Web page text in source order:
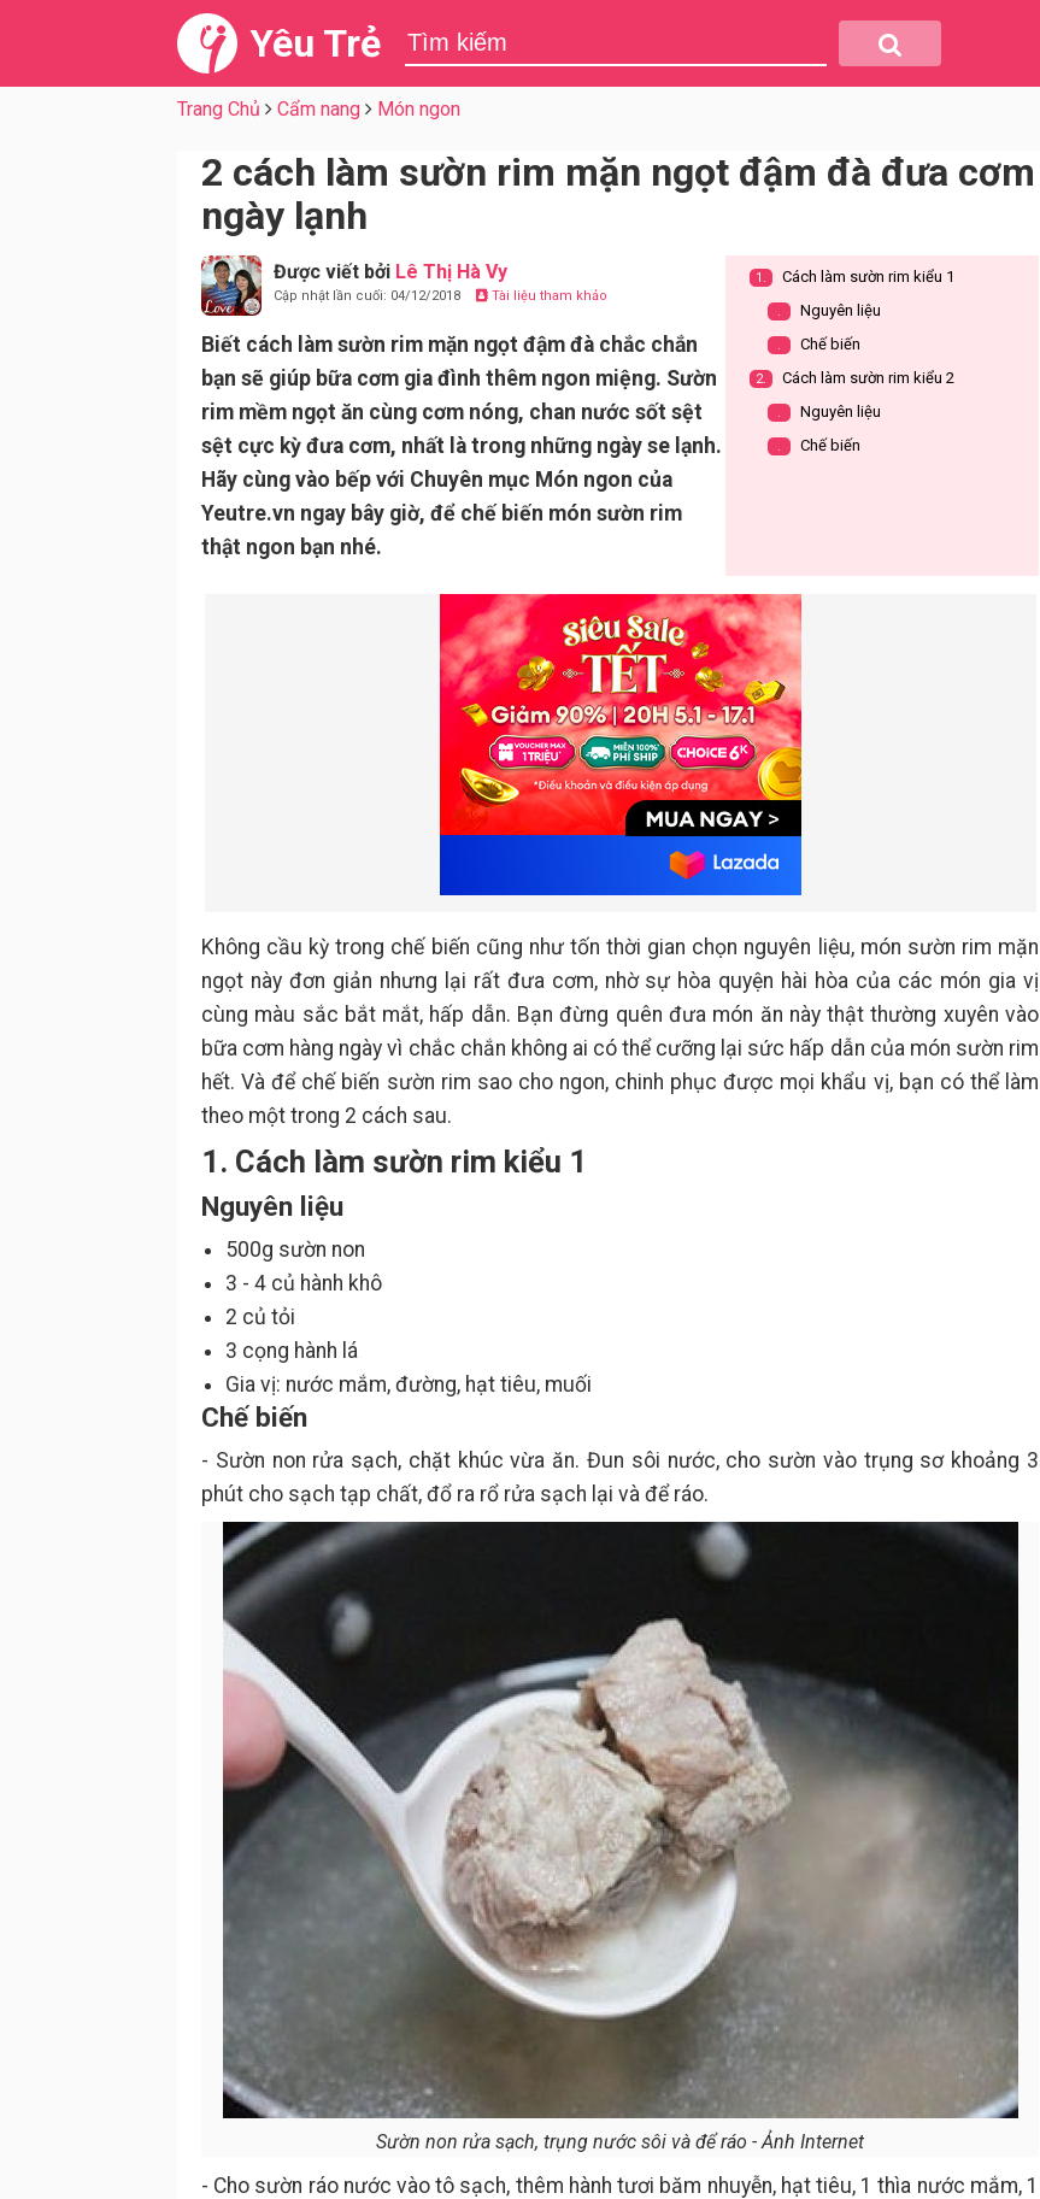
Yêu Trẻ
Trang Chủ Cẩm nang Món ngon
2 cách làm sườn rim mặn ngọt đậm đà đưa cơm
ngày lạnh
Được viết bởi Lê Thị Hà Vy
Cập nhật lần cuối: 04/12/2018 Tài liệu tham khảo
Biết cách làm sườn rim mặn ngọt đậm đà chắc chắn
bạn sẽ giúp bữa cơm gia đình thêm ngon miệng. Sườn
rim mềm ngọt ăn cùng cơm nóng, chan nước sốt sệt
sệt cực kỳ đưa cơm, nhất là trong những ngày se lạnh.
Hãy cùng vào bếp với Chuyên mục Món ngon của
Yeutre.vn ngay bây giờ, để chế biến món sườn rim
thật ngon bạn nhé.
1. Cách làm sườn rim kiểu 1
. Nguyên liệu
. Chế biến
2. Cách làm sườn rim kiểu 2
. Nguyên liệu
. Chế biến
Không cầu kỳ trong chế biến cũng như tốn thời gian chọn nguyên liệu, món sườn rim mặn
ngọt này đơn giản nhưng lại rất đưa cơm, nhờ sự hòa quyện hài hòa của các món gia vị
cùng màu sắc bắt mắt, hấp dẫn. Bạn đừng quên đưa món ăn này thật thường xuyên vào
bữa cơm hàng ngày vì chắc chắn không ai có thể cưỡng lại sức hấp dẫn của món sườn rim
hết. Và để chế biến sườn rim sao cho ngon, chinh phục được mọi khẩu vị, bạn có thể làm
theo một trong 2 cách sau.
1. Cách làm sườn rim kiểu 1
Nguyên liệu
500g sườn non
3 - 4 củ hành khô
2 củ tỏi
3 cọng hành lá
Gia vị: nước mắm, đường, hạt tiêu, muối
Chế biến
- Sườn non rửa sạch, chặt khúc vừa ăn. Đun sôi nước, cho sườn vào trụng sơ khoảng 3
phút cho sạch tạp chất, đổ ra rổ rửa sạch lại và để ráo.
Sườn non rửa sạch, trụng nước sôi và để ráo - Ảnh Internet
- Cho sườn ráo nước vào tô sạch, thêm hành tươi băm nhuyễn, hạt tiêu, 1 thìa nước mắm, 1